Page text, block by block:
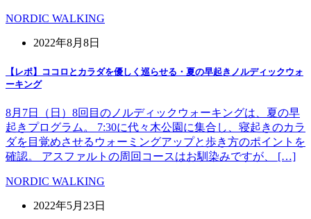
NORDIC WALKING
2022年8月8日
【レポ】ココロとカラダを優しく巡らせる・夏の早起きノルディックウォ
ーキング
8月7日（日）8回目のノルディックウォーキングは、夏の早
起きプログラム。 7:30に代々木公園に集合し、寝起きのカラ
ダを目覚めさせるウォーミングアップと歩き方のポイントを
確認。 アスファルトの周回コースはお馴染みですが、 […]
NORDIC WALKING
2022年5月23日